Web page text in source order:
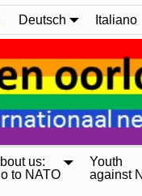
Deutsch Italiano
us:
to NATO
Youth
against